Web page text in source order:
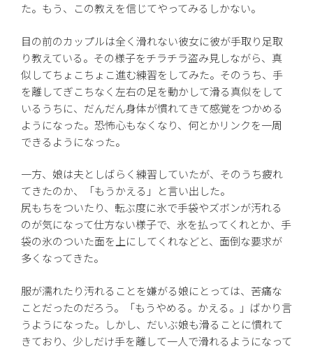
た。もう、この教えを信じてやってみるしかない。
目の前のカップルは全く滑れない彼女に彼が手取り足取
り教えている。その様子をチラチラ盗み見しながら、真
似してちょこちょこ進む練習をしてみた。そのうち、手
を離してぎこちなく左右の足を動かして滑る真似をして
いるうちに、だんだん身体が慣れてきて感覚をつかめる
ようになった。恐怖心もなくなり、何とかリンクを一周
できるようになった。
一方、娘は夫としばらく練習していたが、そのうち疲れ
てきたのか、「もうかえる」と言い出した。
尻もちをついたり、転ぶ度に氷で手袋やズボンが汚れる
のが気になって仕方ない様子で、氷を払ってくれとか、手
袋の氷のついた面を上にしてくれなどと、面倒な要求が
多くなってきた。
服が濡れたり汚れることを嫌がる娘にとっては、苦痛な
ことだったのだろう。「もうやめる。かえる。」ばかり言
うようになった。しかし、だいぶ娘も滑ることに慣れて
きており、少しだけ手を離して一人で滑れるようになって